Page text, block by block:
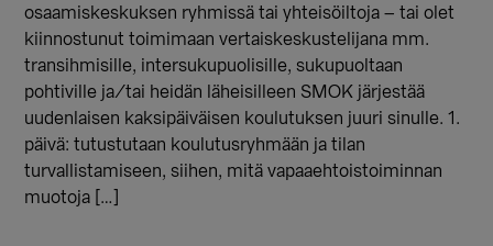
osaamiskeskuksen ryhmissä tai yhteisöiltoja – tai olet
kiinnostunut toimimaan vertaiskeskustelijana mm.
transihmisille, intersukupuolisille, sukupuoltaan
pohtiville ja/tai heidän läheisilleen SMOK järjestää
uudenlaisen kaksipäiväisen koulutuksen juuri sinulle. 1.
päivä: tutustutaan koulutusryhmään ja tilan
turvallistamiseen, siihen, mitä vapaaehtoistoiminnan
muotoja […]